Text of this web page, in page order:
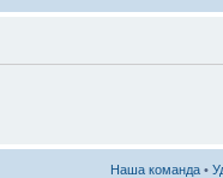
Наша команда •